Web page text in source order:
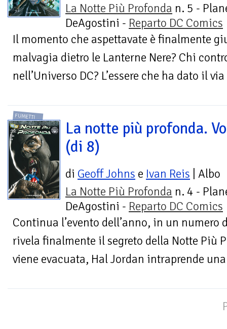
La Notte Più Profonda n. 5 -
DeAgostini - Reparto DC Comics
Il momento che aspettavate è finalmente
malvagia dietro le Lanterne Nere? Chi
nell’Universo DC? L’essere che ha dato il
FUMETTI
La notte più profonda.
(di 8)
di Geoff Johns e Ivan Reis | Albo
La Notte Più Profonda n. 4 -
DeAgostini - Reparto DC Comics
Continua l’evento dell’anno, in un
rivela finalmente il segreto della Notte Più
viene evacuata, Hal Jordan intraprende